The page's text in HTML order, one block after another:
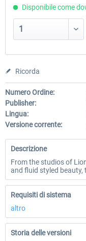
Disponibile come
Ricorda
Numero Ordine:
Publisher:
Lingua:
Versione corrente:
Descrizione
From the studios of
and fluid styled beauty,
Requisiti di sistema
altro
Storia delle versioni